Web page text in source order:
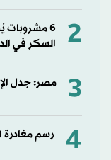
2
6 مشروبات
السكر في
3 مصر: جدل
4 رسم مغادرة